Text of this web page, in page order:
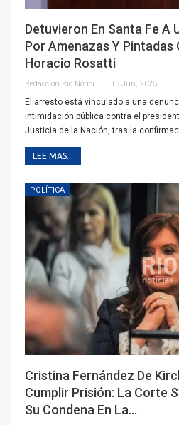
Detuvieron En Santa Fe A
Por Amenazas Y Pintadas
Horacio Rosatti
13 Jun, 2025
El arresto está vinculado a una
intimidación pública contra el
Justicia de la Nación, tras la
LEE MAS...
POLÍTICA
Cristina Fernández De
Cumplir Prisión: La Corte
Su Condena En La…